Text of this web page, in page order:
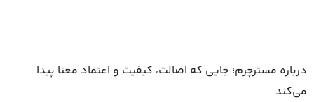
درباره مسترچرم؛ جایی که اصالت، کیفیت و اعتماد معنا پیدا
می‌کند